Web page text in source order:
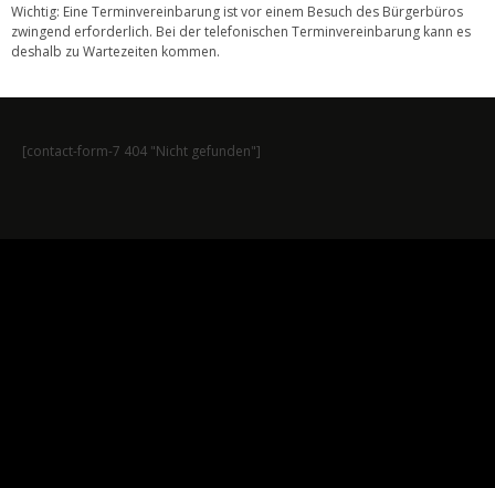
Wichtig: Eine Terminvereinbarung ist vor einem Besuch des Bürgerbüros
zwingend erforderlich. Bei der telefonischen Terminvereinbarung kann es
deshalb zu Wartezeiten kommen.
[contact-form-7 404 "Nicht gefunden"]